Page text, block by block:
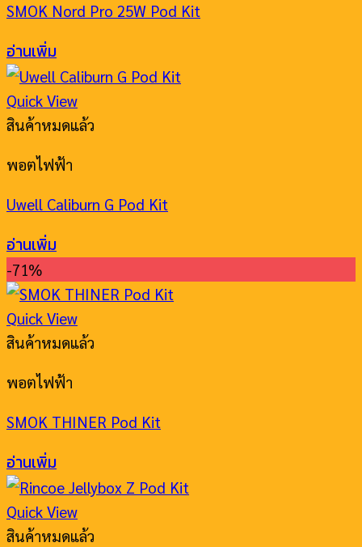
SMOK Nord Pro 25W Pod Kit
อ่านเพิ่ม
Quick View
สินค้าหมดแล้ว
พอตไฟฟ้า
Uwell Caliburn G Pod Kit
อ่านเพิ่ม
-71%
Quick View
สินค้าหมดแล้ว
พอตไฟฟ้า
SMOK THINER Pod Kit
อ่านเพิ่ม
Quick View
สินค้าหมดแล้ว